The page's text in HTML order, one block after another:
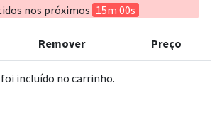
nos próximos 15m 00s
Remover Preço
incluído no carrinho.